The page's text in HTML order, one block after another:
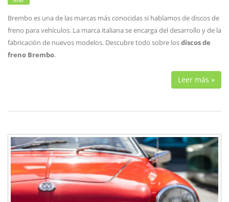
Brembo es una de las marcas más conocidas si hablamos de discos de
freno para vehículos. La marca italiana se encarga del desarrollo y de la
fabricación de nuevos modelos. Descubre todo sobre losdiscos de
freno Brembo.
Leer más »